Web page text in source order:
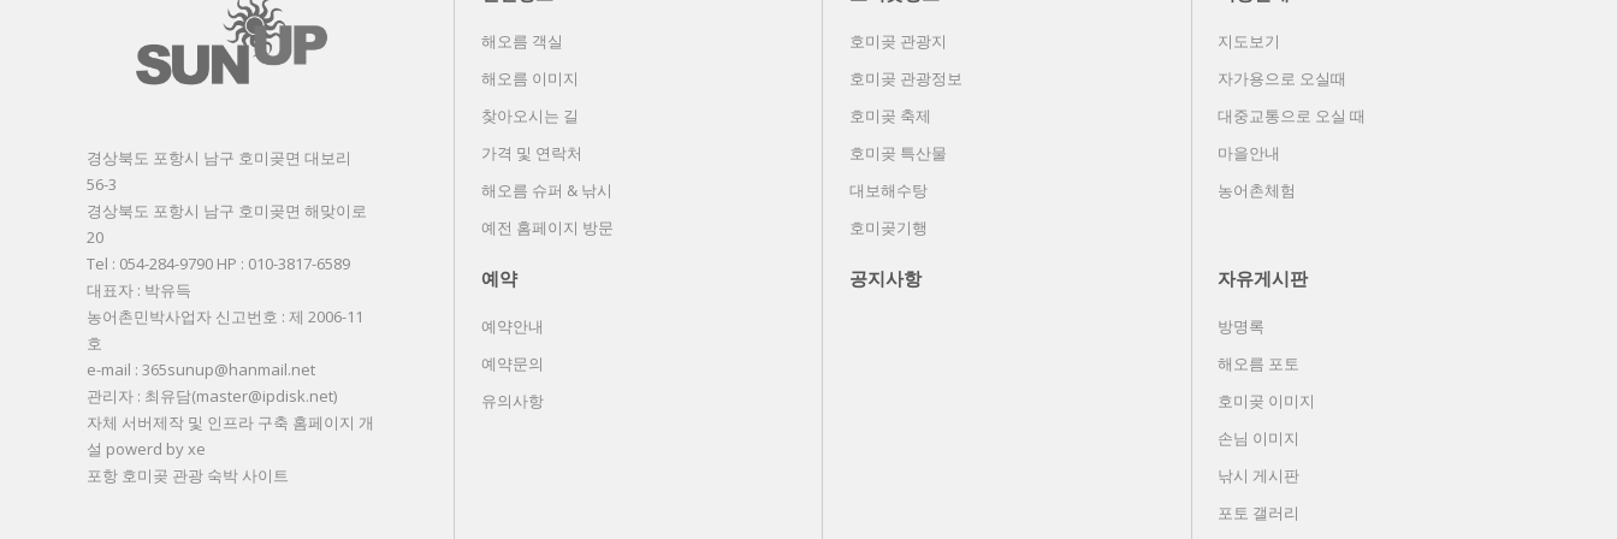
경상북도 포항시 남구 호미곶면 대보리
56-3
경상북도 포항시 남구 호미곶면 해맞이로
20
Tel : 054-284-9790 HP : 010-3817-6589
대표자 : 박유득
농어촌민박사업자 신고번호 : 제 2006-11
호
e-mail : 365sunup@hanmail.net
관리자 : 최유담(master@ipdisk.net)
자체 서버제작 및 인프라 구축 홈페이지 개
설 powerd by xe
포항 호미곶 관광 숙박 사이트
해오름 객실
해오름 이미지
찾아오시는 길
가격 및 연락처
해오름 슈퍼 & 낚시
예전 홈페이지 방문
호미곶 관광지
호미곶 관광정보
호미곶 축제
호미곶 특산물
대보해수탕
호미곶기행
지도보기
자가용으로 오실때
대중교통으로 오실 때
마을안내
농어촌체험
예약
예약안내
예약문의
유의사항
공지사항 자유게시판
방명록
해오름 포토
호미곶 이미지
손님 이미지
낚시 게시판
포토 갤러리